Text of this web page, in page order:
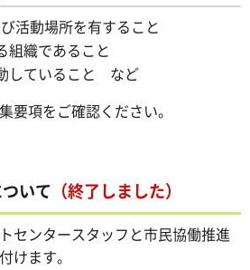
活動場所を有すること
組織であること
していること など
項をご確認ください。
いて （終了しました）
センタースタッフと市民協働推進
けます。